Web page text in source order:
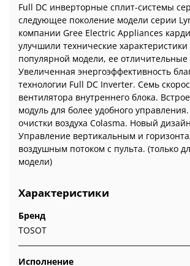
Full DC инверторные сплит-системы
следующее поколение модели серии Lyra
компании Gree Electric Appliances
улучшили технические характеристики
популярной модели, ее отличительные
Увеличенная энергоэффективность
технологии Full DC Inverter. Семь скоростей
вентилятора внутреннего блока. Встроенный Wi-Fi
модуль для более удобного управления. Система
очистки воздуха Colasma. Новый дизайн пульта ДУ.
Управление вертикальным и
воздушным потоком с пульта. (только
модели)
Характеристики
Бренд
TOSOT
Исполнение